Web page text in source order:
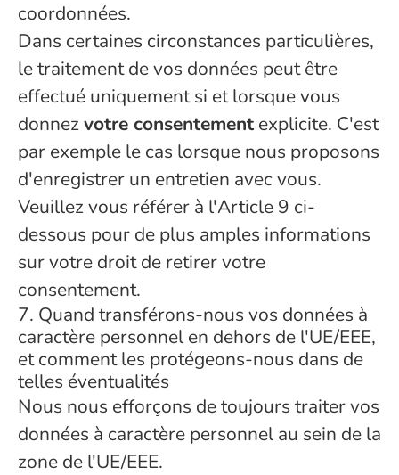
coordonnées.
Dans certaines circonstances particulières,
le traitement de vos données peut être
effectué uniquement si et lorsque vous
donnezvotre consentementexplicite. C'est
par exemple le cas lorsque nous proposons
d'enregistrer un entretien avec vous.
Veuillez vous référer à l'Article 9 ci-
dessous pour de plus amples informations
sur votre droit de retirer votre
consentement.
7. Quand transférons-nous vos données à
caractère personnel en dehors de l'UE/EEE,
et comment les protégeons-nous dans de
telles éventualités
Nous nous efforçons de toujours traiter vos
données à caractère personnel au sein de la
zone de l'UE/EEE.